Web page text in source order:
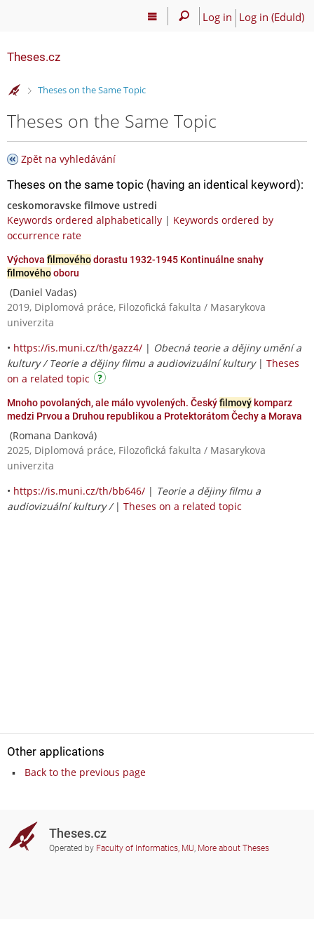
Log in Log in (EduId)
Theses.cz
>
Theses on the Same Topic
Theses on the Same Topic
Zpět na vyhledávání
Theses on the same topic (having an identical keyword):
ceskomoravske filmove ustredi
Keywords ordered alphabetically | Keywords ordered by
occurrence rate
Výchova filmovéhodorastu 1932-1945 Kontinuálne snahy
filmovéhooboru
(Daniel Vadas)
2019, Diplomová práce, Filozofická fakulta / Masarykova
univerzita
• https://is.muni.cz/th/gazz4/ | Obecná teorie a dějiny umění a
kultury / Teorie a dějiny filmu a audiovizuální kultury| Theses
on a related topic
Mnoho povolaných, ale málo vyvolených. Českýfilmovýkomparz
medzi Prvou a Druhou republikou a Protektorátom Čechy a Morava
(Romana Danková)
2025, Diplomová práce, Filozofická fakulta / Masarykova
univerzita
• https://is.muni.cz/th/bb646/ | Teorie a dějiny filmu a
audiovizuální kultury / | Theses on a related topic
Other applications
Back to the previous page
Theses.cz
Operated by Faculty of Informatics, MU, More about Theses